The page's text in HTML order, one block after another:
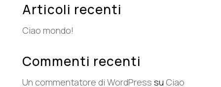
Articoli recenti
Ciao mondo!
Commenti recenti
Un commentatore di WordPress su Ciao